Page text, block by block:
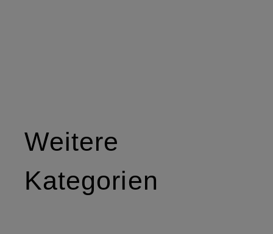
Weitere
Kategorien